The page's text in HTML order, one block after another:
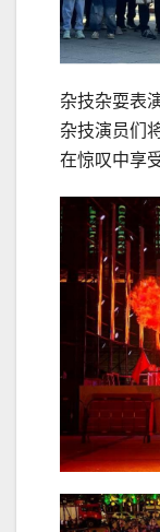
杂技杂耍表
杂技演员们
在惊叹中享